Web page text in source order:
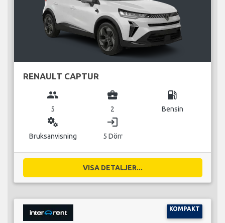
RENAULT CAPTUR
group
5
business_center
2
local_gas_station
Bensin
miscellaneous_services
Bruksanvisning
login
5 Dörr
VISA DETALJER...
KOMPAKT